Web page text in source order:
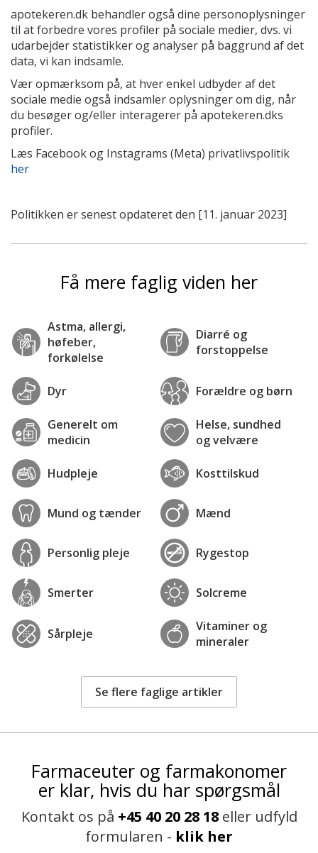
apotekeren.dk behandler også dine personoplysninger
til at forbedre vores profiler på sociale medier, dvs. vi
udarbejder statistikker og analyser på baggrund af det
data, vi kan indsamle.
Vær opmærksom på, at hver enkel udbyder af det
sociale medie også indsamler oplysninger om dig, når
du besøger og/eller interagerer på apotekeren.dks
profiler.
Læs Facebook og Instagrams (Meta) privatlivspolitik
her
Politikken er senest opdateret den [11. januar 2023]
Få mere faglig viden her
Astma, allergi,
høfeber,
forkølelse
Diarré og
forstoppelse
Dyr Forældre og børn
Generelt om
medicin
Helse, sundhed
og velvære
Hudpleje Kosttilskud
Mund og tænder Mænd
Personlig pleje Rygestop
Smerter Solcreme
Sårpleje
Vitaminer og
mineraler
Se flere faglige artikler
Farmaceuter og farmakonomer
er klar, hvis du har spørgsmål
Kontakt os på +45 40 20 28 18eller udfyld
formularen - klik her